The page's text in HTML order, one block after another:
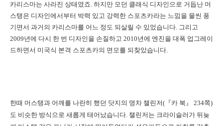
카리스마는 사라진 상태였죠. 하지만 모던 클래식 디자인으로 거듭난 머
스탱은 디자인에서부터 박력 있고 강력한 스포츠카라는 느낌을 물씬 풍
기면서 과거의 카리스마를 어느 정도 되살릴 수 있었습니다. 그리고
2009년에 다시 한 번 디자인을 손질하고 2010년에 엔진을 대폭 업그레이
드하면서 미국식 본격 스포츠카의 면모를 되찾았습니다.
한때 머스탱과 어깨를 나란히 했던 닷지의 명차 챌린저(『카 북』 234쪽)
도 비슷한 방식으로 새롭게 태어났습니다. 챌린저는 크라이슬러가 뒤늦